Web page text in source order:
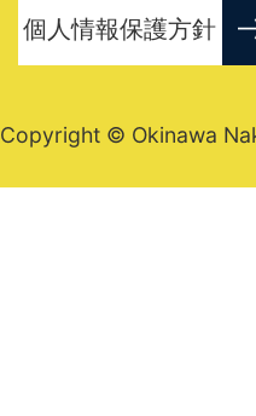
個人情報保護方針
Copyright © Okinawa